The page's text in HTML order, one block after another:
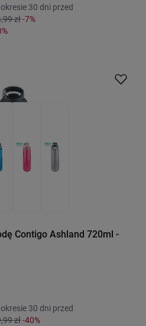
30 dni przed
zł-7%
Contigo Ashland 720ml -
30 dni przed
zł-40%